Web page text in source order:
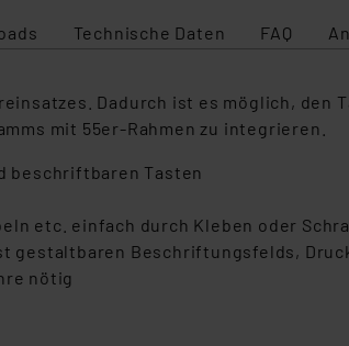
Technische Daten FAQ
Dadurch ist es möglich, den
mit 55er-Rahmen zu integrieren.
beschriftbaren Tasten
etc. einfach durch Kleben oder
gestaltbaren Beschriftungsfelds,
nötig